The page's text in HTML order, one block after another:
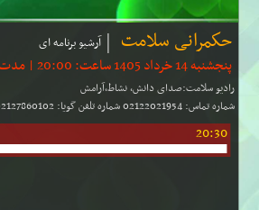
حكمرانی سلامت آرشیو برنامه ای
پنجشنبه 14 خرداد 1405 ساعت: 20:00 | مدت: 30 دقیقه
رادیو سلامت:صدای دانش، نشاط،آرامش
شماره تماس: 02122021954 شماره تلفن گویا: 02127860102 شماره پیامك: 30000102
20:30